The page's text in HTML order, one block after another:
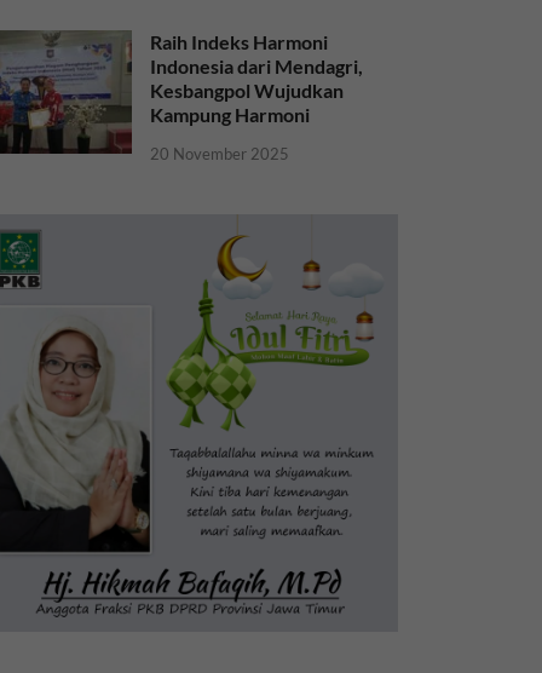
Raih Indeks Harmoni
Indonesia dari Mendagri,
Kesbangpol Wujudkan
Kampung Harmoni
20 November 2025